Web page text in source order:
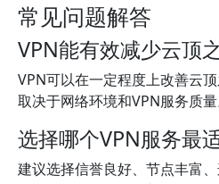
常见问题解答
VPN能有效减少云顶
VPN可以在一定程度上改善云
取决于网络环境和VPN服务质量
选择哪个VPN服务最
建议选择信誉良好、节点丰富